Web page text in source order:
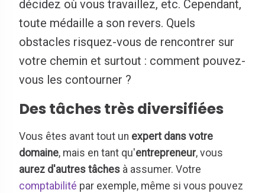
décidez où vous travaillez, etc. Cependant,
toute médaille a son revers. Quels
obstacles risquez-vous de rencontrer sur
votre chemin et surtout : comment pouvez-
vous les contourner ?
Des tâches très diversifiées
Vous êtes avant tout un expert dans votre
domaine, mais en tant qu'entrepreneur, vous
aurez d'autres tâches à assumer. Votre
comptabilité par exemple, même si vous pouvez